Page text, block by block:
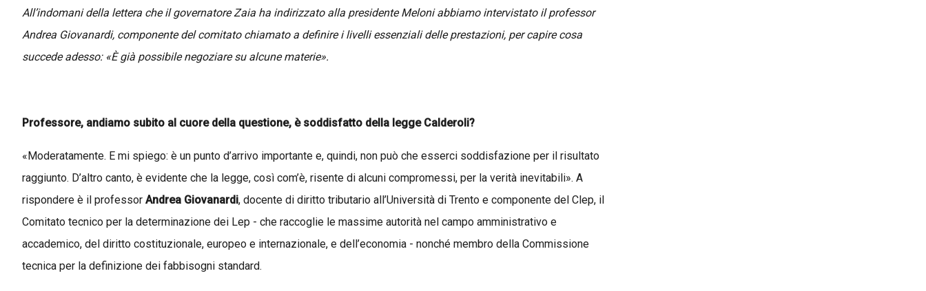
All’indomani della lettera che il governatore Zaia ha indirizzato alla presidente Meloni abbiamo intervistato il professor
Andrea Giovanardi, componente del comitato chiamato a definire i livelli essenziali delle prestazioni, per capire cosa
succede adesso:«È già possibile negoziare su alcune materie».
Professore, andiamo subito al cuore della questione, è soddisfatto della legge Calderoli?
«Moderatamente. E mi spiego: è un punto d’arrivo importante e, quindi, non può che esserci soddisfazione per il risultato
raggiunto. D’altro canto, è evidente che la legge, così com’è, risente di alcuni compromessi, per la verità inevitabili». A
rispondere è il professor Andrea Giovanardi, docente di diritto tributario all’Università di Trento e componente del Clep, il
Comitato tecnico per la determinazione dei Lep - che raccoglie le massime autorità nel campo amministrativo e
accademico, del diritto costituzionale, europeo e internazionale, e dell’economia - nonché membro della Commissione
tecnica per la definizione dei fabbisogni standard.